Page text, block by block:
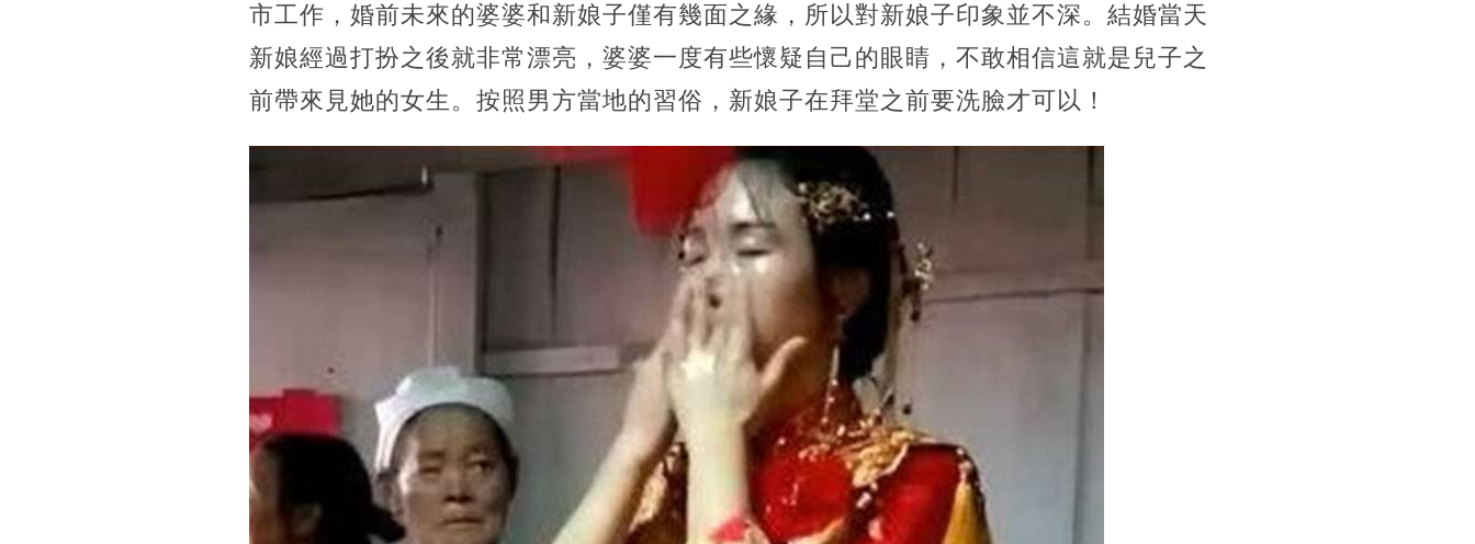
市工作，婚前未來的婆婆和新娘子僅有幾面之緣，所以對新娘子印象並不深。結婚當天
新娘經過打扮之後就非常漂亮，婆婆一度有些懷疑自己的眼睛，不敢相信這就是兒子之
前帶來見她的女生。按照男方當地的習俗，新娘子在拜堂之前要洗臉才可以！